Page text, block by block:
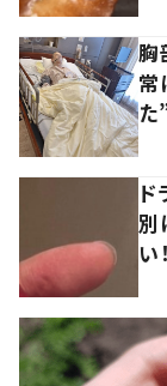
胸
常
た
別
い